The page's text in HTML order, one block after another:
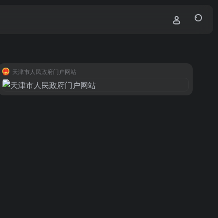
天津市人民政府门户网站